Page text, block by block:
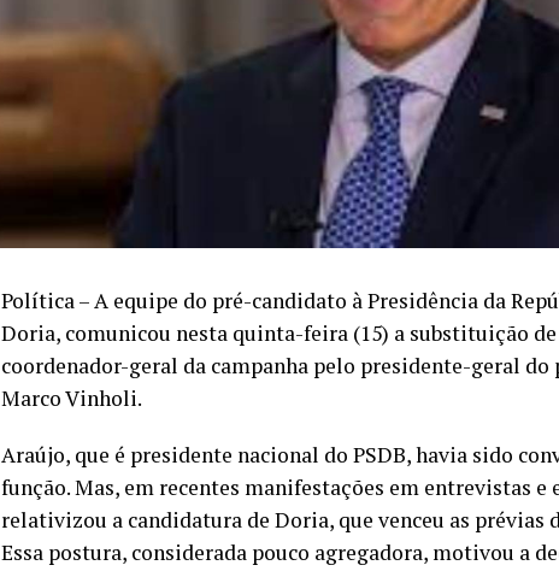
Política – A equipe do pré-candidato à Presidência da
Doria, comunicou nesta quinta-feira (15) a substituição
coordenador-geral da campanha pelo presidente-geral do
Marco Vinholi.
Araújo, que é presidente nacional do PSDB, havia sido
função. Mas, em recentes manifestações em entrevistas
relativizou a candidatura de Doria, que venceu as prévias
Essa postura, considerada pouco agregadora, motivou a